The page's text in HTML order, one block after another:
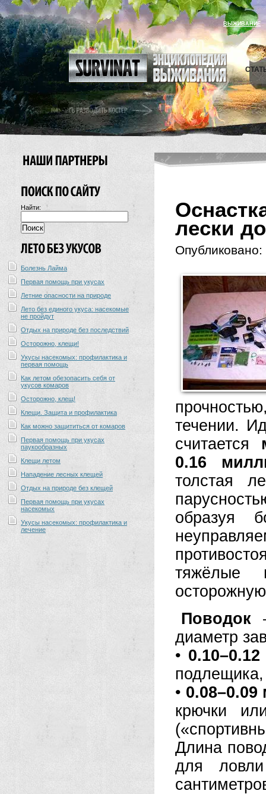
ВЫЖИВАНИЕ
Найти:
Болезнь Лайма
Первая помощь при укусах
Летние опасности на природе
Лето без единого укуса: насекомые
не пройдут
Отдых на природе без последствий
Осторожно, клещи!
Укусы насекомых: профилактика и
первая помощь
Как летом обезопасить себя от
укусов комаров
Осторожно, клещ!
Клещи. Защита и профилактика
Как можно защититься от комаров
Первая помощь при укусах
паукообразных
Клещи летом
Нападение лесных клещей
Отдых на природе без клещей
Первая помощь при укусах
насекомых
Укусы насекомых: профилактика и
лечение
лески
Опубликовано:
течении.
считается
0.16
толстая
образуя
тяжёлые
Поводок
диаметр
•
подлещика,
•
крючки
Длина
для